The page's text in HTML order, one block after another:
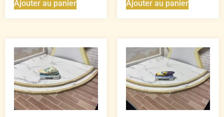
Ajouter au panier Ajouter au panier